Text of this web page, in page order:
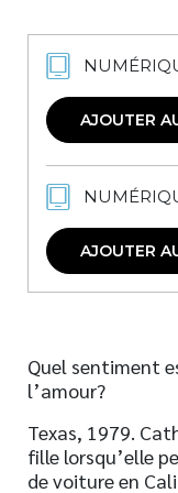
AJOUTER
AJOUTER
Quel sentiment
l’amour?
Texas, 1979.
fille lorsqu’elle
de voiture en